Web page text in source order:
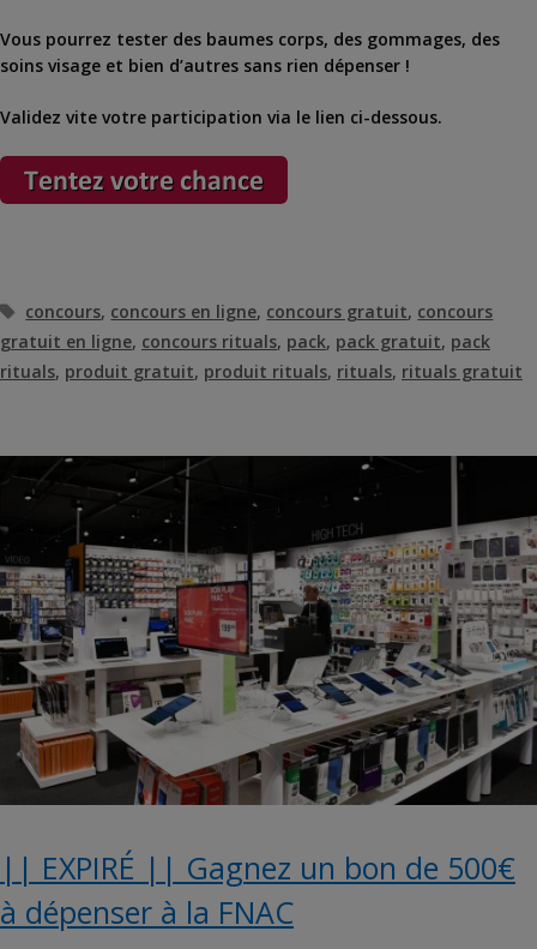
Vous pourrez tester des baumes corps, des gommages, des
soins visage et bien d’autres sans rien dépenser !
Validez vite votre participation via le lien ci-dessous.
Étiquettes
concours, concours en ligne, concours gratuit, concours
gratuit en ligne, concours rituals, pack, pack gratuit, pack
rituals, produit gratuit, produit rituals, rituals, rituals gratuit
|| EXPIRÉ || Gagnez un bon de 500€
à dépenser à la FNAC